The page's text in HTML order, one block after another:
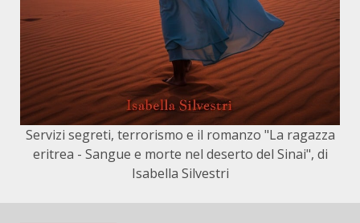
Servizi segreti, terrorismo e il romanzo "La ragazza
eritrea - Sangue e morte nel deserto del Sinai", di
Isabella Silvestri